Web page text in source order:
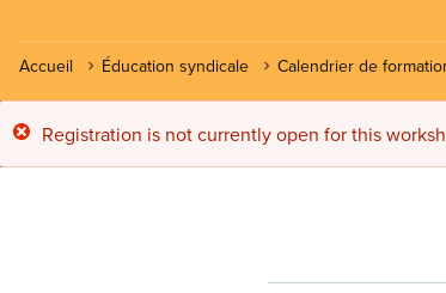
Accueil Éducation syndicale Calendrier de
Message
Registration is not currently open for this